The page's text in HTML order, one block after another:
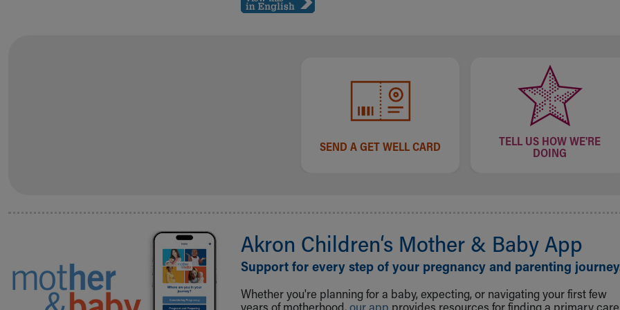
SEND A GET WELL CARD
TELL US HOW WE'RE
DOING
Akron Children‘s Mother & Baby App
Support for every step of your pregnancy and parenting
Whether you're planning for a baby, expecting, or navigating your first few
years of motherhood, our app provides resources for finding a primary care